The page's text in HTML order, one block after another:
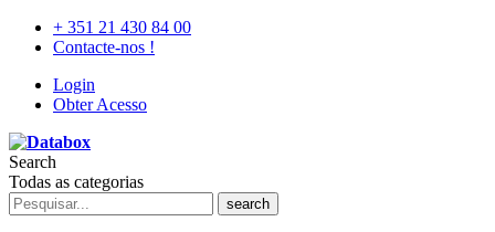
+ 351 21 430 84 00
Contacte-nos !
Login
Obter Acesso
Search
Todas as categorias
search